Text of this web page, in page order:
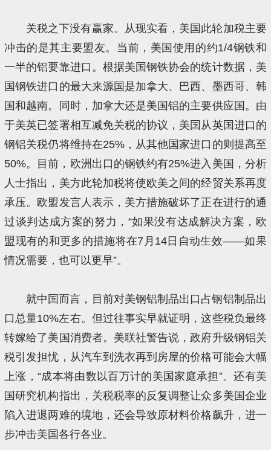
关税之下没有赢家。从现实看，美国此轮加税主要
冲击的是其主要盟友。当前，美国使用的约1/4钢铁和
一半的铝要靠进口。根据美国钢铁协会的统计数据，美
国钢铁进口的最大来源国是加拿大、巴西、墨西哥、韩
国和越南。同时，加拿大还是美国铝的主要供应国。由
于美英已签署相互减免关税的协议，美国从英国进口的
钢铝关税仍将维持在25%，从其他国家进口的则提高至
50%。目前，欧洲出口的钢铁约有25%进入美国，分析
人士指出，美方此轮加税将使欧美之间的经贸关系再度
承压。欧盟发言人表示，美方措施破坏了正在进行的通
过谈判达成方案的努力，“如果没有达成解决方案，欧
盟现有的和更多的措施将在7月14日自动生效——如果
情况需要，也可以更早”。
就中国而言，目前对美钢铝制品出口占钢铝制品出
口总量10%左右。但过往事实早就证明，这些税负最终
转嫁给了美国消费者。美联社警告说，政府升级钢铝关
税引发担忧，从汽车到洗衣再到房屋的价格可能会大幅
上涨，“成本将由数以百万计的美国家庭承担”。还有美
国研究机构指出，关税税率的反复调整让众多美国企业
陷入进退两难的境地，还会导致原材料价格飙升，进一
步冲击美国各行各业。